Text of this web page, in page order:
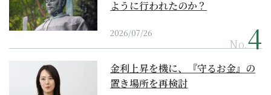
ように行われたのか？
2026/07/26
No.
金利上昇を機に、『守るお金』の
置き場所を再検討